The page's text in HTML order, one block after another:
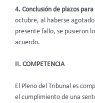
4. Conclusión de plazos
octubre, al haberse
presente fallo, se pusieron
acuerdo.
II. COMPETENCIA
El Pleno del Tribunal es
el cumplimiento de una